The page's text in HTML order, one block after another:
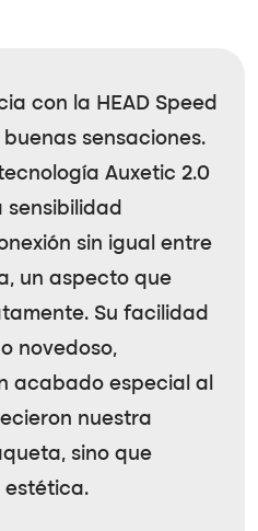
con la HEAD Speed
sensaciones.
Auxetic 2.0
sensibilidad
sin igual entre
un aspecto que
Su facilidad
novedoso,
acabado especial al
nuestra
sino que
estética.